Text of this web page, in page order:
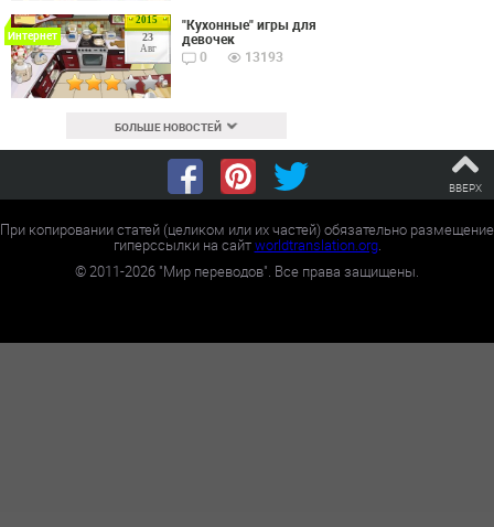
2015
23
Авг
Интернет
"Кухонные" игры для
девочек
0
13193
БОЛЬШЕ НОВОСТЕЙ
ВВЕРХ
При копировании статей (целиком или их частей) обязательно размещение
гиперссылки на сайтworldtranslation.org.
©2011-2026 "Мир переводов". Все права защищены.